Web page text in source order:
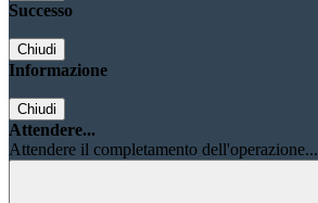
Successo
Chiudi
Informazione
Chiudi
Attendere...
Attendere il completamento dell'operazione...